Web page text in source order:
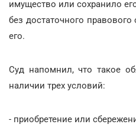
имущество или сохранило
без достаточного
его.
Суд напомнил, что такое
наличии трех условий:
- приобретение или